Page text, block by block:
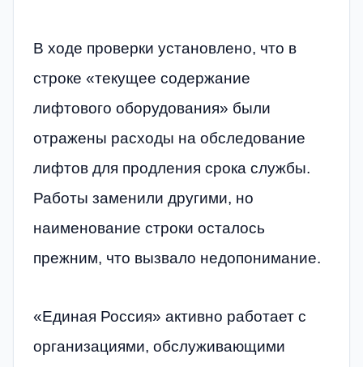
В ходе проверки установлено, что в
строке «текущее содержание
лифтового оборудования» были
отражены расходы на обследование
лифтов для продления срока службы.
Работы заменили другими, но
наименование строки осталось
прежним, что вызвало недопонимание.
«Единая Россия» активно работает с
организациями, обслуживающими